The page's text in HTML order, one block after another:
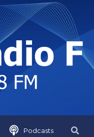
Podcasts